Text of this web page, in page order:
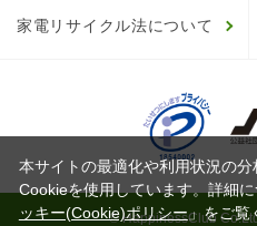
家電リサイクル法について
© HappinessClub
本サイトの最適化や利用状況の分
Cookieを使用しています。詳細
ッキー(Cookie)ポリシー」をご覧